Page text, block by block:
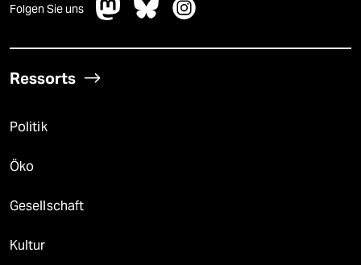
Folgen Sie uns
Ressorts
Politik
Öko
Gesellschaft
Kultur